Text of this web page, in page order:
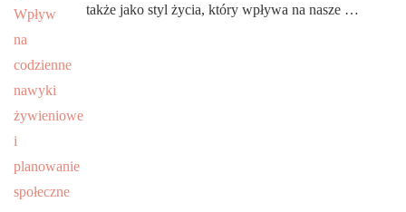
także jako styl życia, który wpływa na nasze …